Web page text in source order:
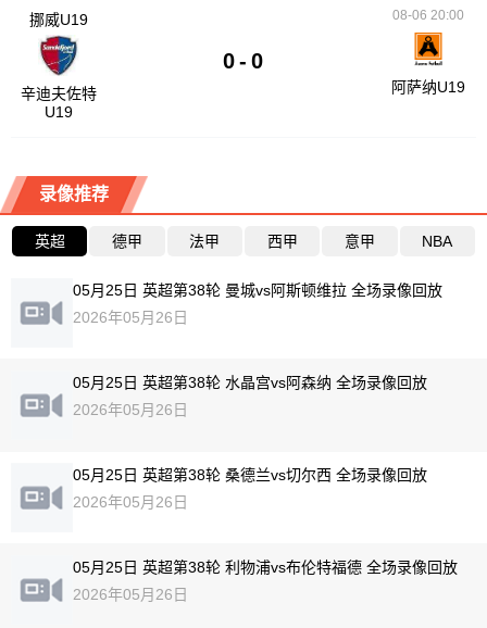
挪威U19
辛迪夫佐特
U19
0 - 0
08-06 20:00
阿萨纳U19
录像推荐
英超 德甲 法甲 西甲 意甲 NBA
05月25日 英超第38轮 曼城vs阿斯顿维拉 全场录像回放
2026年05月26日
05月25日 英超第38轮 水晶宫vs阿森纳 全场录像回放
2026年05月26日
05月25日 英超第38轮 桑德兰vs切尔西 全场录像回放
2026年05月26日
05月25日 英超第38轮 利物浦vs布伦特福德 全场录像回放
2026年05月26日